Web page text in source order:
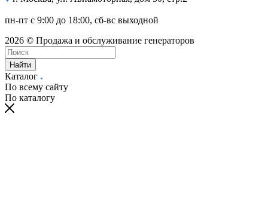
пн-пт с 9:00 до 18:00, сб-вс выходной
2026 © Продажа и обслуживание генераторов
Найти
Каталог
По всему сайту
По каталогу